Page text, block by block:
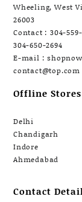
Wheeling, West
26003
Contact : 304-
304-650-2694
E-mail :
contact@top.com
Offline Stores
Delhi
Chandigarh
Indore
Ahmedabad
Contact